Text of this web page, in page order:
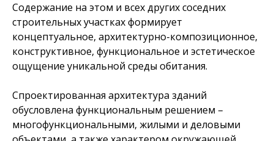
Содержание на этом и всех других соседних
строительных участках формирует
концептуальное, архитектурно-композиционное,
конструктивное, функциональное и эстетическое
ощущение уникальной среды обитания.
Спроектированная архитектура зданий
обусловлена ​​функциональным решением –
многофункциональными, жилыми и деловыми